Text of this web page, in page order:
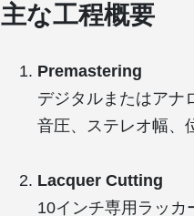
主な工程概要
Premastering
デジタルまたはアナ
音圧、ステレオ幅、
Lacquer Cutting
10インチ専用ラッカ